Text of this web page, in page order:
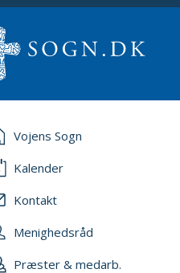
Vojens Sogn
Kalender
Kontakt
Menighedsråd
Præster & medarb.